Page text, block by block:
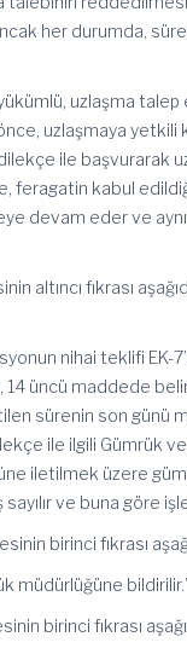
her durumda,
uzlaşma
uzlaşmaya yetkili
ile başvurarak
feragatin kabul
devam eder ve
altıncı fıkrası
nihai teklifi
14 üncü maddede
sürenin son günü
ile ilgili Gümrük
iletilmek üzere
ve buna göre
birinci fıkrası
müdürlüğüne
birinci fıkrası